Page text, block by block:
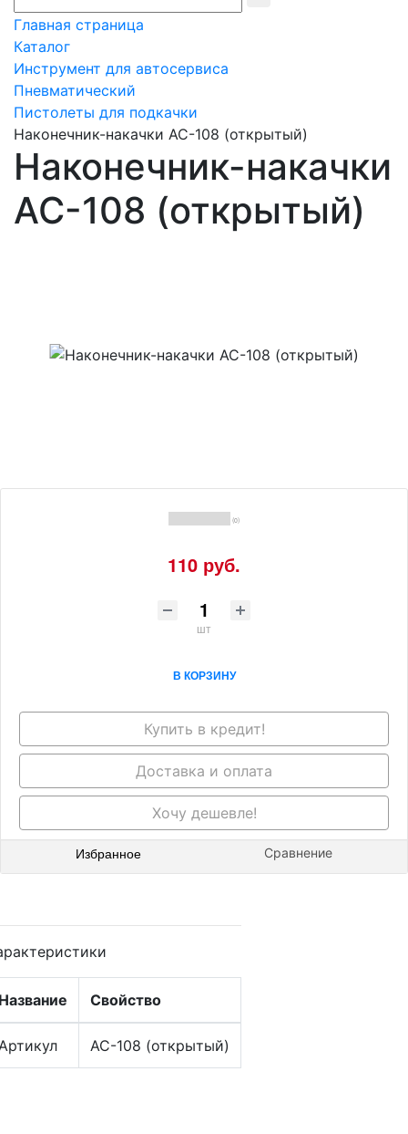
Главная страница
Каталог
Инструмент для автосервиса
Пневматический
Пистолеты для подкачки
Наконечник-накачки АС-108 (открытый)
Наконечник-накачки
АС-108 (открытый)
(0)
110 руб.
шт
В КОРЗИНУ
Купить в кредит!
Доставка и оплата
Хочу дешевле!
Избранное Сравнение
Свойство
АС-108 (открытый)